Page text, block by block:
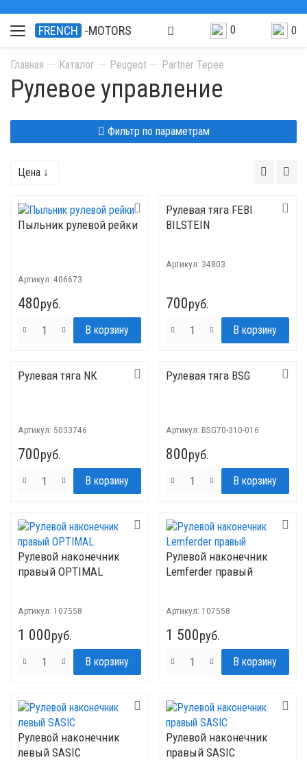
FRENCH -MOTORS 0 0
Главная Каталог Peugeot Partner Tepee
Рулевое управление
Фильтр по параметрам
Цена ↓
Пыльник рулевой рейки
Артикул: 406673
480руб.
Рулевая тяга FEBI
BILSTEIN
Артикул: 34803
700руб.
Рулевая тяга NK
Артикул: 5033746
700руб.
Рулевая тяга BSG
Артикул: BSG70-310-016
800руб.
Рулевой наконечник
правый OPTIMAL
Артикул: 107558
1 000руб.
Рулевой наконечник
Lemferder правый
Артикул: 107558
1 500руб.
Рулевой наконечник
левый SASIC
Рулевой наконечник
правый SASIC